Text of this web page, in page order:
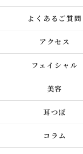
よくあるご質問
アクセス
フェイシャル
美容
耳つぼ
コラム